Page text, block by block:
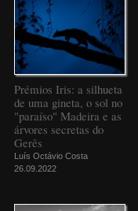
Prémios Iris: a silhueta
de uma gineta, o sol no
"paraíso" Madeira e as
árvores secretas do
Gerês
Luís Octávio Costa
26.09.2022